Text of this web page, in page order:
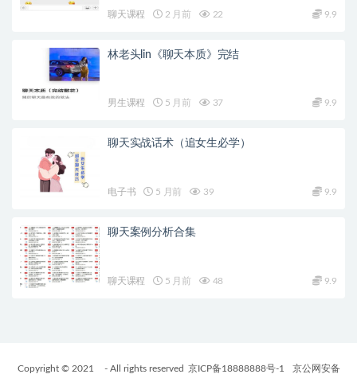
聊天课程 2 月前 22 9.9
林老头lin《聊天本质》完结
男生课程 5 月前 37 9.9
聊天实战话术（追女生必学）
电子书 5 月前 39 9.9
聊天案例分析合集
聊天课程 5 月前 48 9.9
Copyright © 2021 - All rights reserved 京ICP备18888888号-1 京公网安备